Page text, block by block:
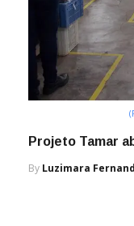
Projeto Tamar
By Luzimara